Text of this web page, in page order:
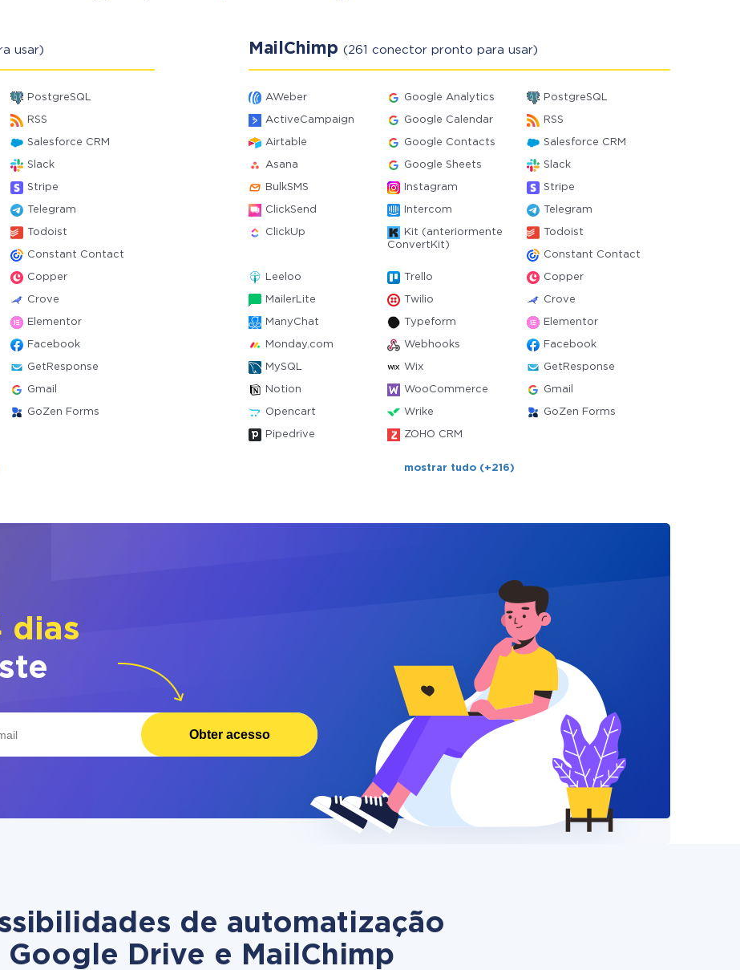
usar)
PostgreSQL
RSS
Salesforce CRM
Slack
Stripe
Telegram
Todoist
Constant Contact
Copper
Crove
Elementor
Facebook
GetResponse
Gmail
GoZen Forms
MailChimp (261 conector pronto para usar)
AWeber Google Analytics PostgreSQL
ActiveCampaign Google Calendar RSS
Airtable Google Contacts Salesforce CRM
Asana Google Sheets Slack
BulkSMS Instagram Stripe
ClickSend Intercom Telegram
ClickUp
Kit (anteriormente
ConvertKit)
Todoist
Constant Contact
Leeloo Trello Copper
MailerLite Twilio Crove
ManyChat Typeform Elementor
Monday.com Webhooks Facebook
MySQL Wix GetResponse
Notion WooCommerce Gmail
Opencart Wrike GoZen Forms
Pipedrive ZOHO CRM
mostrar tudo (+216)
dias
Obter acesso
de automatização
Google Drive e MailChimp